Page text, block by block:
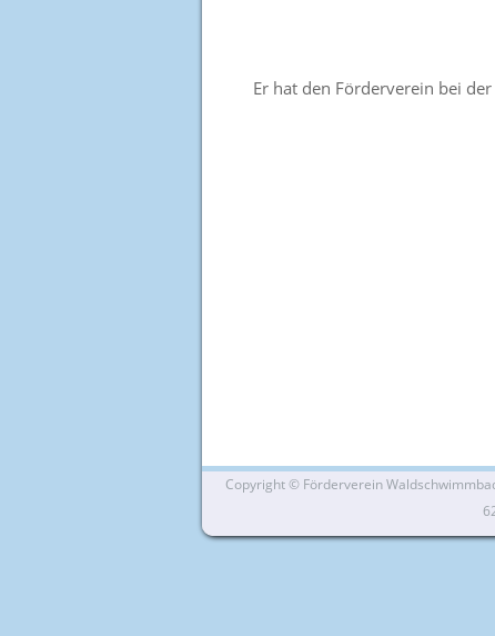
Er hat den Förderverein bei
Copyright © Förderverein